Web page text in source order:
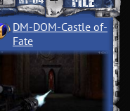
DM-DOM-Castle of­
Fate